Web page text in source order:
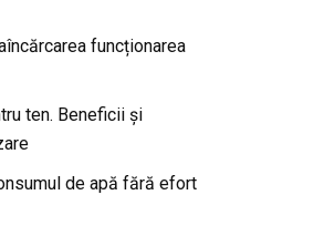
funcționarea
ten. Beneficii și
de apă fără efort